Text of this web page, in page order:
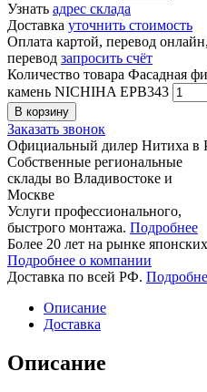
Узнать адрес склада
Доставка уточнить стоимость
Оплата картой, перевод
перевод запросить счёт
Количество товара Фасадная
камень NICHIHA EPB343
В корзину
Заказать звонок
Официальный дилер Нитиха в
Собственные региональные
склады во Владивостоке и
Москве
Услуги профессионального,
быстрого монтажа. Подробнее
Более 20 лет на рынке
Подробнее о компании
Доставка по всей РФ.
Описание
Доставка
Описание